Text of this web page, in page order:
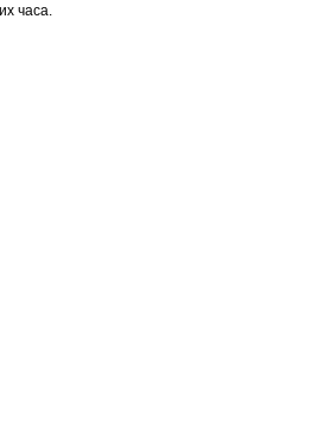
часа.